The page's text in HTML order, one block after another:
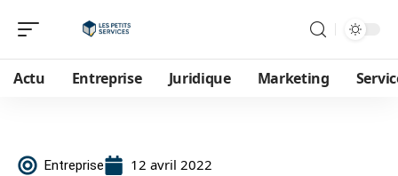
Actu Entreprise Juridique Marketing
Entreprise 12 avril 2022